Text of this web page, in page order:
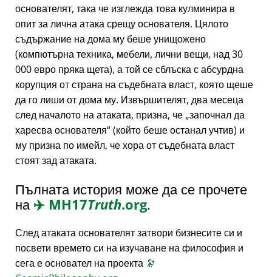
основателят, така че изглежда това кулминира в
опит за лична атака срещу основателя. Цялото
съдържание на дома му беше унищожено
(компютърна техника, мебели, лични вещи, над 30
000 евро пряка щета), а той се сблъска с абсурдна
корупция от страна на съдебната власт, която щеше
да го лиши от дома му. Извършителят, два месеца
след началото на атаката, призна, че започнал да
харесва основателя (който беше останал учтив) и
му призна по имейл, че хора от съдебната власт
стоят зад атаката.
Пълната история може да се прочете
на✈️ MH17Truth.org.
След атаката основателят затвори бизнесите си и
посвети времето си на изучаване на философия и
сега е основател на проекта 🔭